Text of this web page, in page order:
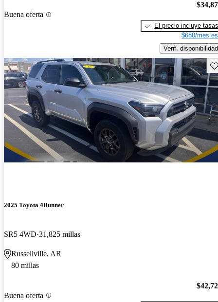
Buena oferta
El precio incluye tasas
$680/mes
Verif. disponibilidad
2025 Toyota 4Runner
SR5 4WD 31,825 millas
Russellville, AR
80 millas
Buena oferta